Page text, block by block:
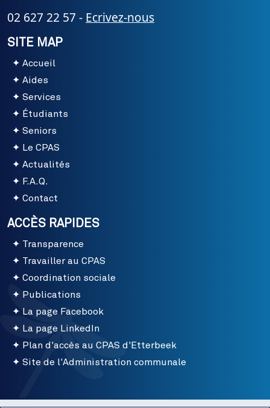
02 627 22 57 - Ecrivez-nous
SITE MAP
Accueil
Aides
Services
Étudiants
Seniors
Le CPAS
Actualités
F.A.Q.
Contact
ACCÈS RAPIDES
Transparence
Travailler au CPAS
Coordination sociale
Publications
La page Facebook
La page LinkedIn
Plan d'accès au CPAS d'Etterbeek
Site de l'Administration communale